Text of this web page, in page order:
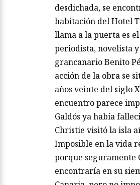
desdichada, se
habitación del Hotel
llama a la puerta es
periodista, novelista
grancanario Benito
acción de la obra se
años veinte del siglo
encuentro parece
Galdós ya había
Christie visitó la isla
Imposible en la vida
porque seguramente
encontraría en su